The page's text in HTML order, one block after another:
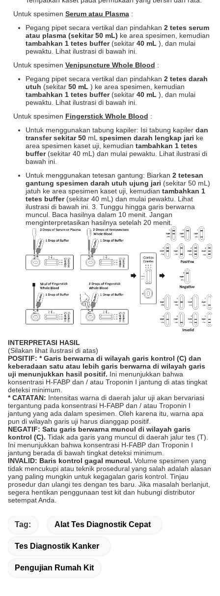
Untuk spesimen Serum atau Plasma:
Pegang pipet secara vertikal dan pindahkan 2 tetes serum
atau plasma (sekitar 50 mL) ke area spesimen, kemudian
tambahkan 1 tetes buffer(sekitar 40 mL ), dan mulai
pewaktu. Lihat ilustrasi di bawah ini.
Untuk spesimen Venipuncture Whole Blood :
Pegang pipet secara vertikal dan pindahkan 2 tetes darah
utuh (sekitar 50 mL ) ke area spesimen, kemudian
tambahkan 1 tetes buffer(sekitar 40 mL ), dan mulai
pewaktu. Lihat ilustrasi di bawah ini.
Untuk spesimen Fingerstick Whole Blood :
Untuk menggunakan tabung kapiler: Isi tabung kapiler dan
transfer sekitar 50 mL spesimen darah lengkap jari ke
area spesimen kaset uji, kemudian tambahkan 1 tetes
buffer(sekitar 40 mL) dan mulai pewaktu. Lihat ilustrasi di
bawah ini.
Untuk menggunakan tetesan gantung: Biarkan 2 tetesan
gantung spesimen darah utuh ujung jari (sekitar 50 mL)
jatuh ke area spesimen kaset uji, kemudian tambahkan 1
tetes buffer(sekitar 40 mL) dan mulai pewaktu. Lihat
ilustrasi di bawah ini. 3. Tunggu hingga garis berwarna
muncul. Baca hasilnya dalam 10 menit. Jangan
menginterpretasikan hasilnya setelah 20 menit.
INTERPRETASI HASIL
(Silakan lihat ilustrasi di atas)
POSITIF: * Garis berwarna di wilayah garis kontrol (C) dan
keberadaan satu atau lebih garis berwarna di wilayah garis
uji menunjukkan hasil positif. Ini menunjukkan bahwa
konsentrasi H-FABP dan / atau Troponin I jantung di atas tingkat
deteksi minimum.
* CATATAN: Intensitas warna di daerah jalur uji akan bervariasi
tergantung pada konsentrasi H-FABP dan / atau Troponin I
jantung yang ada dalam spesimen. Oleh karena itu, warna apa
pun di wilayah garis uji harus dianggap positif.
NEGATIF: Satu garis berwarna muncul di wilayah garis
kontrol (C). Tidak ada garis yang muncul di daerah jalur tes (T).
Ini menunjukkan bahwa konsentrasi H-FABP dan Troponin I
jantung berada di bawah tingkat deteksi minimum.
INVALID: Baris kontrol gagal muncul. Volume spesimen yang
tidak mencukupi atau teknik prosedural yang salah adalah alasan
yang paling mungkin untuk kegagalan garis kontrol. Tinjau
prosedur dan ulangi tes dengan tes baru. Jika masalah berlanjut,
segera hentikan penggunaan test kit dan hubungi distributor
setempat Anda.
Tag: Alat Tes Diagnostik Cepat
Tes Diagnostik Kanker
Pengujian Rumah Kit